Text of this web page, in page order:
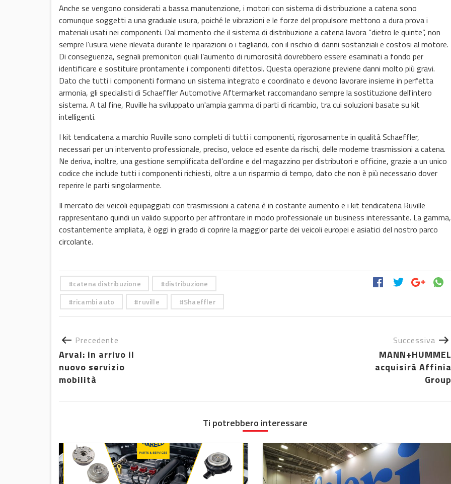
Anche se vengono considerati a bassa manutenzione, i motori con sistema di distribuzione a catena sono
comunque soggetti a una graduale usura, poiché le vibrazioni e le forze del propulsore mettono a dura prova i
materiali usati nei componenti. Dal momento che il sistema di distribuzione a catena lavora “dietro le quinte”, non
sempre l’usura viene rilevata durante le riparazioni o i tagliandi, con il rischio di danni sostanziali e costosi al motore.
Di conseguenza, segnali premonitori quali l’aumento di rumorosità dovrebbero essere esaminati a fondo per
identificare e sostituire prontamente i componenti difettosi. Questa operazione previene danni molto più gravi.
Dato che tutti i componenti formano un sistema integrato e coordinato e devono lavorare insieme in perfetta
armonia, gli specialisti di Schaeffler Automotive Aftermarket raccomandano sempre la sostituzione dell'intero
sistema. A tal fine, Ruville ha sviluppato un'ampia gamma di parti di ricambio, tra cui soluzioni basate su kit
intelligenti.
I kit tendicatena a marchio Ruville sono completi di tutti i componenti, rigorosamente in qualità Schaeffler,
necessari per un intervento professionale, preciso, veloce ed esente da rischi, delle moderne trasmissioni a catena.
Ne deriva, inoltre, una gestione semplificata dell’ordine e del magazzino per distributori e officine, grazie a un unico
codice che include tutti i componenti richiesti, oltre a un risparmio di tempo, dato che non è più necessario dover
reperire le parti singolarmente.
Il mercato dei veicoli equipaggiati con trasmissioni a catena è in costante aumento e i kit tendicatena Ruville
rappresentano quindi un valido supporto per affrontare in modo professionale un business interessante. La gamma,
costantemente ampliata, è oggi in grado di coprire la maggior parte dei veicoli europei e asiatici del nostro parco
circolante.
catena distribuzione
distribuzione
ricambi auto
ruville Shaeffler
Precedente
Arval: in arrivo il
nuovo servizio
mobilità
Successiva
MANN+HUMMEL
acquisirà Affinia
Group
Ti potrebbero interessare